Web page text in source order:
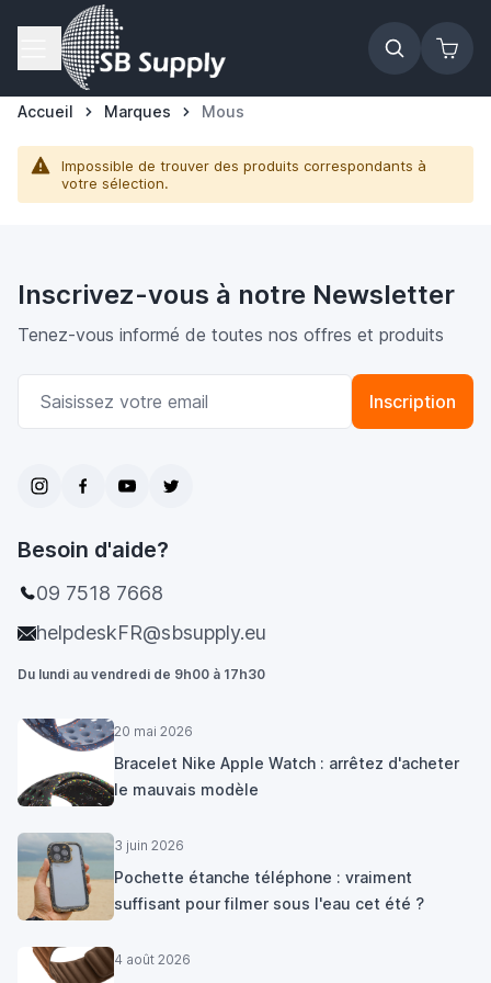
Allez au contenu
Accueil Marques Mous
Impossible de trouver des produits correspondants à
votre sélection.
Inscrivez-vous à notre Newsletter
Tenez-vous informé de toutes nos offres et produits
Adresse email
Inscription
Besoin d'aide?
09 7518 7668
helpdeskFR@sbsupply.eu
Du lundi au vendredi de 9h00 à 17h30
20 mai 2026
Bracelet Nike Apple Watch : arrêtez d'acheter
le mauvais modèle
3 juin 2026
Pochette étanche téléphone : vraiment
suffisant pour filmer sous l'eau cet été ?
4 août 2026